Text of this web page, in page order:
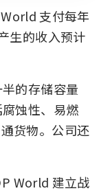
支付每年
生的收入预计
的存储容量
蚀性、易燃
货物。公司还
World 建立战